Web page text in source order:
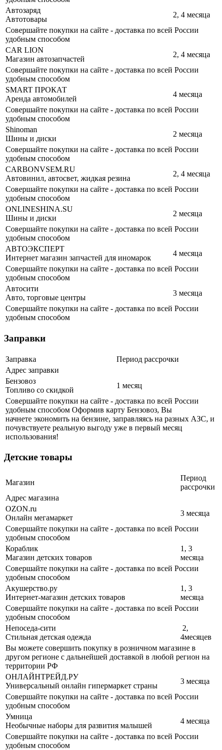
Автозаряд
Автотовары
2, 4 месяца
Совершайте покупки на сайте - доставка по всей России
удобным способом
CAR LION
Магазин автозапчастей
2, 4 месяца
Совершайте покупки на сайте - доставка по всей России
удобным способом
SMART ПРОКАТ
Аренда автомобилей
4 месяца
Совершайте покупки на сайте - доставка по всей России
удобным способом
Shinoman
Шины и диски
2 месяца
Совершайте покупки на сайте - доставка по всей России
удобным способом
CARBONVSEM.RU
Автовинил, автосвет, жидкая резина
2, 4 месяца
Совершайте покупки на сайте - доставка по всей России
удобным способом
ONLINESHINA.SU
Шины и диски
2 месяца
Совершайте покупки на сайте - доставка по всей России
удобным способом
АВТОЭКСПЕРТ
Интернет магазин запчастей для иномарок
4 месяца
Совершайте покупки на сайте - доставка по всей России
удобным способом
Автосити
Авто, торговые центры
3 месяца
Совершайте покупки на сайте - доставка по всей России
удобным способом
Заправки
Заправка
Период рассрочки
Адрес заправки
Бензовоз
Топливо со скидкой
1 месяц
Совершайте покупки на сайте - доставка по всей России
удобным способом Оформив карту Бензовоз, Вы
начнете экономить на бензине, заправляясь на разных АЗС, и
почувствуете реальную выгоду уже в первый месяц
использования!
Детские товары
Магазин
Период
рассрочки
Адрес магазина
OZON.ru
Онлайн мегамаркет
3 месяца
Совершайте покупки на сайте - доставка по всей России
удобным способом
Кораблик
Магазин детских товаров
1, 3
месяца
Совершайте покупки на сайте - доставка по всей России
удобным способом
Акушерство.ру
Интернет-магазин детских товаров
1, 3
месяца
Совершайте покупки на сайте - доставка по всей России
удобным способом
Непоседа-сити
Стильная детская одежда
2,
4месяцев
Вы можете совершить покупку в розничном магазине в
другом регионе с дальнейшей доставкой в любой регион на
территории РФ
ОНЛАЙНТРЕЙД.РУ
Универсальный онлайн гипермаркет страны
3 месяца
Совершайте покупки на сайте - доставка по всей России
удобным способом
Умница
Необычные наборы для развития малышей
4 месяца
Совершайте покупки на сайте - доставка по всей России
удобным способом